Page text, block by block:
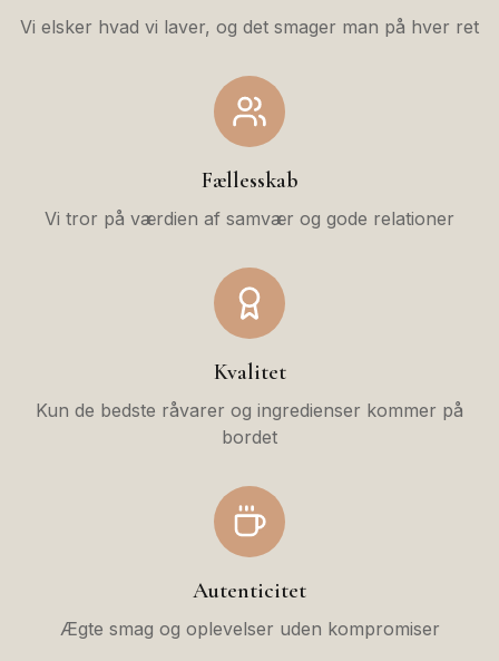
Vi elsker hvad vi laver, og det smager man på hver ret
Fællesskab
Vi tror på værdien af samvær og gode relationer
Kvalitet
Kun de bedste råvarer og ingredienser kommer på
bordet
Autenticitet
Ægte smag og oplevelser uden kompromiser